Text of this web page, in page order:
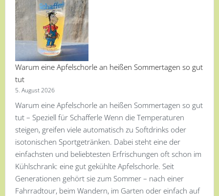
Warum eine Apfelschorle an heißen Sommertagen so gut
tut
5. August 2026
Warum eine Apfelschorle an heißen Sommertagen so gut
tut – Speziell für Schafferle Wenn die Temperaturen
steigen, greifen viele automatisch zu Softdrinks oder
isotonischen Sportgetränken. Dabei steht eine der
einfachsten und beliebtesten Erfrischungen oft schon im
Kühlschrank: eine gut gekühlte Apfelschorle. Seit
Generationen gehört sie zum Sommer – nach einer
Fahrradtour, beim Wandern, im Garten oder einfach auf